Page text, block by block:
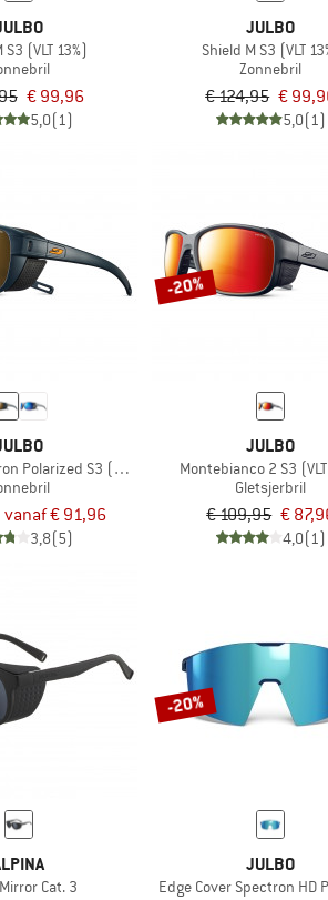
(VLT 13%)
€ 99,96
5,0(1)
JULBO
Shield M S3 (VLT
Zonnebril
€ 124,95 €
5,0(1)
Polarized S3 (VLT 12%)
vanaf € 91,96
3,8(5)
-20%
JULBO
Montebianco 2 S3 (VLT
Gletsjerbril
€ 109,95 €
4,0(1)
Cat. 3
-20%
JULBO
Edge Cover Spectron HD